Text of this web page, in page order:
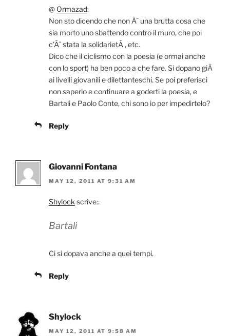
@ Ormazad:
Non sto dicendo che non Ã¨ una brutta cosa che
sia morto uno sbattendo contro il muro, che poi
c’Ã¨ stata la solidarietÃ , etc.
Dico che il ciclismo con la poesia (e ormai anche
con lo sport) ha ben poco a che fare. Si dopano giÃ
ai livelli giovanili e dilettanteschi. Se poi preferisci
non saperlo e continuare a goderti la poesia, e
Bartali e Paolo Conte, chi sono io per impedirtelo?
Reply
Giovanni Fontana
MAY 12, 2011 AT 9:31 AM
Shylock scrive::
Bartali
Ci si dopava anche a quei tempi.
Reply
Shylock
MAY 12, 2011 AT 9:58 AM